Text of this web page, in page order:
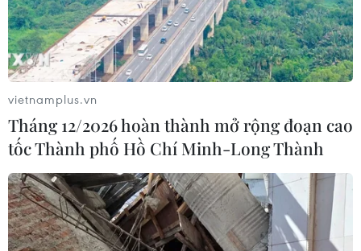
Trang đặt vé bóng đá trận Việt Nam-
Malaysia tê liệt đợt đầu mở bán
vietnamplus.vn
Tháng 12/2026 hoàn thành mở rộng đoạn cao
tốc Thành phố Hồ Chí Minh-Long Thành